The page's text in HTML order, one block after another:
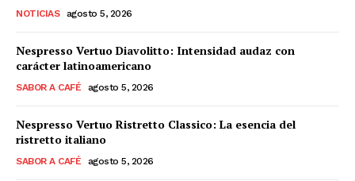
NOTICIAS agosto 5, 2026
Nespresso Vertuo Diavolitto: Intensidad audaz con
carácter latinoamericano
SABOR A CAFÉ agosto 5, 2026
Nespresso Vertuo Ristretto Classico: La esencia del
ristretto italiano
SABOR A CAFÉ agosto 5, 2026